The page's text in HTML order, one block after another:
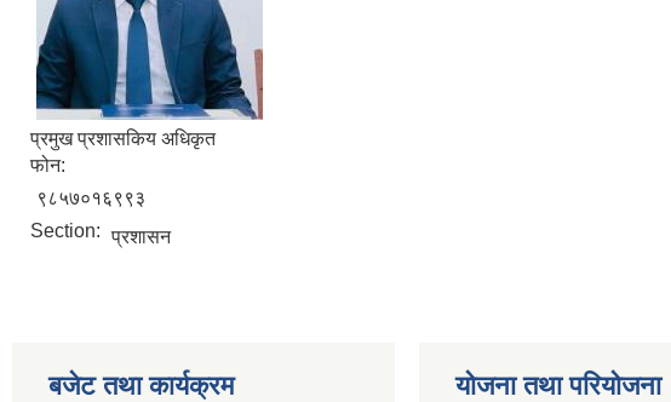
प्रमुख प्रशासकिय अधिकृत
फोन:
९८५७०१६९९३
Section: प्रशासन
बजेट तथा कार्यक्रम योजना तथा परियोजना